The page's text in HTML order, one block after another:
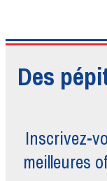
Des
Inscrivez-
meilleures